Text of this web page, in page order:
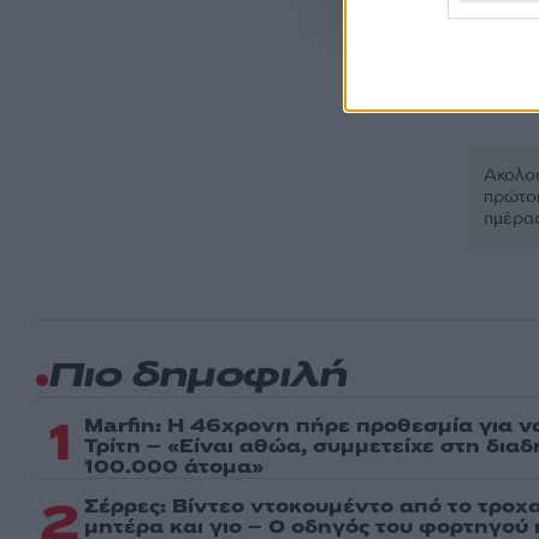
Πιο δημοφιλή
1 Marfin: Η 46χρονη πήρε προθεσμία για
Τρίτη – «Είναι αθώα, συμμετείχε στη
100.000 άτομα»
2 Σέρρες: Βίντεο ντοκουμέντο από το
μητέρα και γιο – Ο οδηγός του φορτηγού